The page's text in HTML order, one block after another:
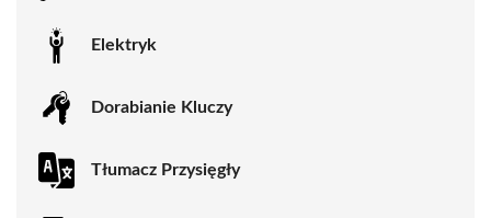
Elektryk
Dorabianie Kluczy
Tłumacz Przysięgły